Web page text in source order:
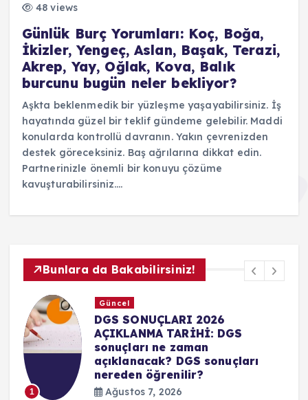
48 views
Günlük Burç Yorumları: Koç, Boğa,
İkizler, Yengeç, Aslan, Başak, Terazi,
Akrep, Yay, Oğlak, Kova, Balık
burcunu bugün neler bekliyor?
Aşkta beklenmedik bir yüzleşme yaşayabilirsiniz. İş
hayatında güzel bir teklif gündeme gelebilir. Maddi
konularda kontrollü davranın. Yakın çevrenizden
destek göreceksiniz. Baş ağrılarına dikkat edin.
Partnerinizle önemli bir konuyu çözüme
kavuşturabilirsiniz.…
Bunlara da Bakabilirsiniz!
YKS TERCİH SONUÇLARI 2026:
Üniversite sınavı YKS tercih
sonuçları açıklandı mı, ne
zaman açıklanacak?
Ağustos 7, 2026